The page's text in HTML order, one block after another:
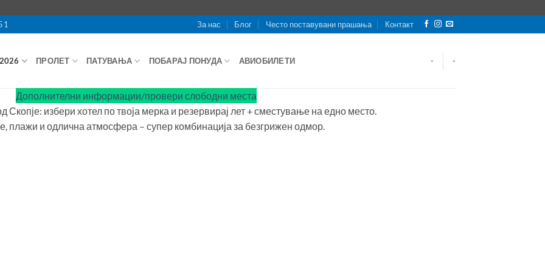
За нас Блог Често поставувани прашања Контакт
ПРОЛЕТ ПАТУВАЊА ПОБАРАЈ ПОНУДА АВИОБИЛЕТИ - -
Дополнителни информации/провери слободни места
Скопје: избери хотел по твоја мерка и резервирај лет + сместување на едно место.
плажи и одлична атмосфера – супер комбинација за безгрижен одмор.